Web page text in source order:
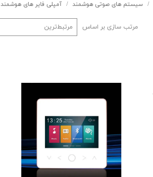
سیستم های صوتی هوشمند آمپلی فایر های هوشمند
مرتب سازی بر اساس مرتبط‌ترین